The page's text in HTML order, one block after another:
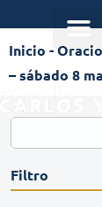
Inicio -
– sábado 8
Filtro